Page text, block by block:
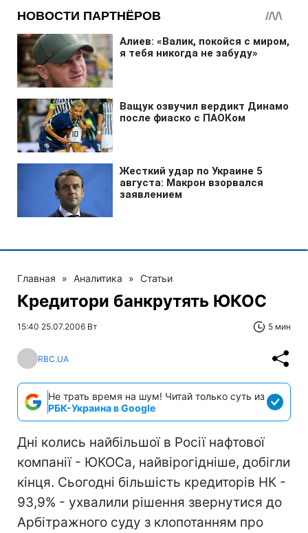
Главная » Аналитика » Статьи
Кредитори банкрутять ЮКОС
15:40 25.07.2006 Вт 5 мин
RBC.UA
Не трать время на шум! Читай только суть из
РБК-Украина в Google
Дні колись найбільшої в Росії нафтової
компанії - ЮКОСа, найвірогідніше, добігли
кінця. Сьогодні більшість кредиторів НК -
93,9% - ухвалили рішення звернутися до
Арбітражного суду з клопотанням про